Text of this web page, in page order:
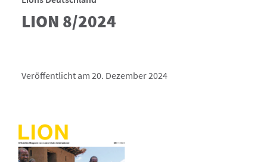
LION 8/2024
Veröffentlicht am 20. Dezember 2024